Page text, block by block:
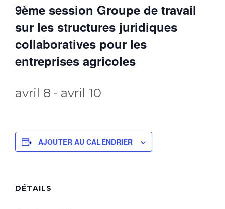
9ème session Groupe de travail
sur les structures juridiques
collaboratives pour les
entreprises agricoles
avril 8 - avril 10
AJOUTER AU CALENDRIER
DÉTAILS